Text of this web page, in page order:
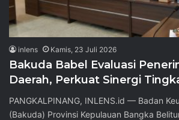
inlens Kamis, 23 Juli 2026
Bakuda Babel Evaluasi
Daerah, Perkuat Sinergi
PANGKALPINANG, INLENS.id — Badan
(Bakuda) Provinsi Kepulauan Bangka